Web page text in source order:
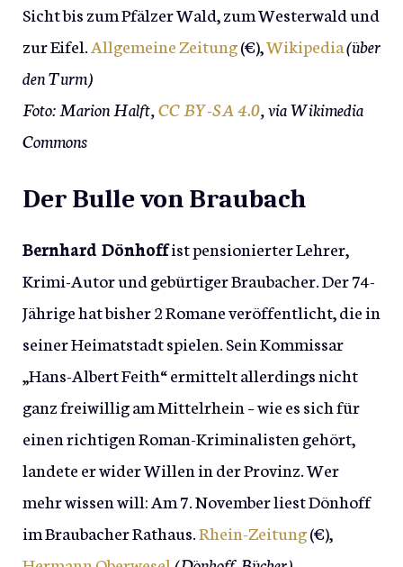
Sicht bis zum Pfälzer Wald, zum Westerwald und
zur Eifel.Allgemeine Zeitung(€),Wikipedia(über
den Turm)
Foto: Marion Halft,CC BY-SA 4.0, via Wikimedia
Commons
Der Bulle von Braubach
Bernhard Dönhoffist pensionierter Lehrer,
Krimi-Autor und gebürtiger Braubacher. Der 74-
Jährige hat bisher 2 Romane veröffentlicht, die in
seiner Heimatstadt spielen. Sein Kommissar
„Hans-Albert Feith“ ermittelt allerdings nicht
ganz freiwillig am Mittelrhein – wie es sich für
einen richtigen Roman-Kriminalisten gehört,
landete er wider Willen in der Provinz. Wer
mehr wissen will: Am 7. November liest Dönhoff
im Braubacher Rathaus.Rhein-Zeitung(€),